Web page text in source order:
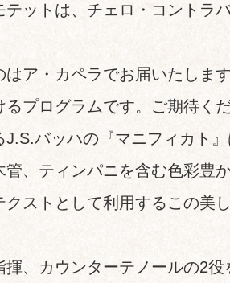
テットは、チェロ・コントラ
はア・カペラでお届いたしま
るプログラムです。ご期待く
バッハの『マニフィカト
管、ティンパニを含む色彩豊
クストとして利用するこの美
、カウンターテノールの2役